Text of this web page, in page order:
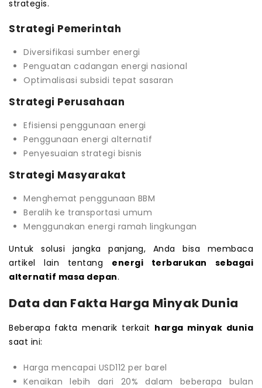
strategis.
Strategi Pemerintah
Diversifikasi sumber energi
Penguatan cadangan energi nasional
Optimalisasi subsidi tepat sasaran
Strategi Perusahaan
Efisiensi penggunaan energi
Penggunaan energi alternatif
Penyesuaian strategi bisnis
Strategi Masyarakat
Menghemat penggunaan BBM
Beralih ke transportasi umum
Menggunakan energi ramah lingkungan
Untuk solusi jangka panjang, Anda bisa membaca
artikel lain tentang energi terbarukan sebagai
alternatif masa depan.
Data dan Fakta Harga Minyak Dunia
Beberapa fakta menarik terkait harga minyak dunia
saat ini:
Harga mencapai USD112 per barel
Kenaikan lebih dari 20% dalam beberapa bulan